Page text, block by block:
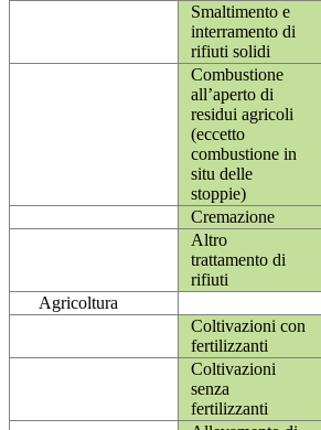
Smaltimento e
interramento di
rifiuti solidi
Combustione
all’aperto di
residui agricoli
(eccetto
combustione in
situ delle
stoppie)
Cremazione
Altro
trattamento di
rifiuti
Agricoltura
Coltivazioni con
fertilizzanti
Coltivazioni
senza
fertilizzanti